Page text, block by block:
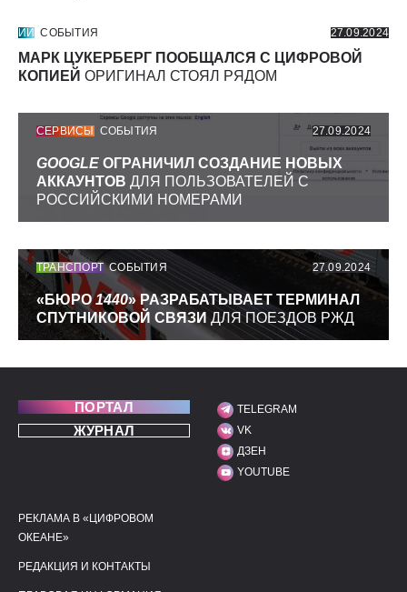
ИИ СОБЫТИЯ 27.09.2024
МАРК ЦУКЕРБЕРГ ПООБЩАЛСЯ С ЦИФРОВОЙ
КОПИЕЙ ОРИГИНАЛ СТОЯЛ РЯДОМ
СЕРВИСЫ СОБЫТИЯ 27.09.2024
GOOGLE ОГРАНИЧИЛ СОЗДАНИЕ НОВЫХ
АККАУНТОВ ДЛЯ ПОЛЬЗОВАТЕЛЕЙ С
РОССИЙСКИМИ НОМЕРАМИ
ТРАНСПОРТ СОБЫТИЯ 27.09.2024
«БЮРО1440» РАЗРАБАТЫВАЕТ ТЕРМИНАЛ
СПУТНИКОВОЙ СВЯЗИ ДЛЯ ПОЕЗДОВ РЖД
ПОРТАЛ
ЖУРНАЛ
МЫ В СОЦИАЛЬНЫХ
TELEGRAM
VK
ДЗЕН
YOUTUBE
ПОЛЕЗНЫЕ ССЫЛКИ
РЕКЛАМА В «ЦИФРОВОМ
ОКЕАНЕ»
РЕДАКЦИЯ И КОНТАКТЫ